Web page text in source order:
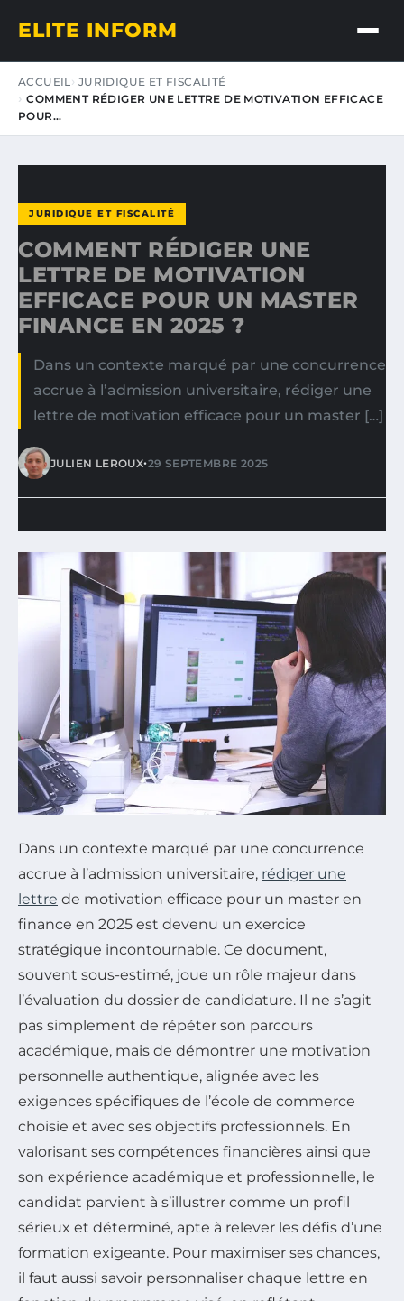
ELITE INFORM
ACCUEIL JURIDIQUE ET FISCALITÉ
COMMENT RÉDIGER UNE LETTRE DE MOTIVATION EFFICACE
POUR…
JURIDIQUE ET FISCALITÉ
COMMENT RÉDIGER UNE
LETTRE DE MOTIVATION
EFFICACE POUR UN MASTER
FINANCE EN 2025 ?
Dans un contexte marqué par une concurrence
accrue à l’admission universitaire, rédiger une
lettre de motivation efficace pour un master […]
JULIEN LEROUX•29 SEPTEMBRE 2025
Dans un contexte marqué par une concurrence
accrue à l’admission universitaire, rédiger une
lettre de motivation efficace pour un master en
finance en 2025 est devenu un exercice
stratégique incontournable. Ce document,
souvent sous-estimé, joue un rôle majeur dans
l’évaluation du dossier de candidature. Il ne s’agit
pas simplement de répéter son parcours
académique, mais de démontrer une motivation
personnelle authentique, alignée avec les
exigences spécifiques de l’école de commerce
choisie et avec ses objectifs professionnels. En
valorisant ses compétences financières ainsi que
son expérience académique et professionnelle, le
candidat parvient à s’illustrer comme un profil
sérieux et déterminé, apte à relever les défis d’une
formation exigeante. Pour maximiser ses chances,
il faut aussi savoir personnaliser chaque lettre en